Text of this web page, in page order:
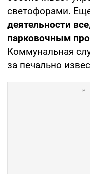
светофорами.
деятельности
парковочным
Коммунальная
за печально